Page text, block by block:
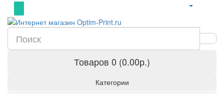
Товаров 0 (0.00р.)
Категории